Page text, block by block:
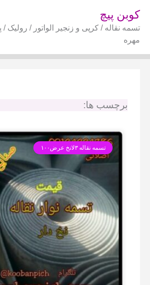
کوبن پیچ
تسمه نقاله / کرپی و زنجیر الواتور / رولیک /
مهره
برچسب ها:
تسمه نقاله ۳لانخ عرض۱۰۰